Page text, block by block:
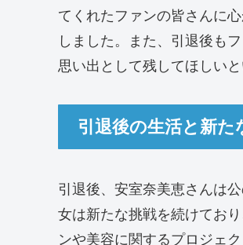
てくれたファンの皆さんに
しました。また、引退後も
思い出として残してほしい
引退後の生活と新た
引退後、安室奈美恵さんは
女は新たな挑戦を続けてお
ンや美容に関するプロジェ